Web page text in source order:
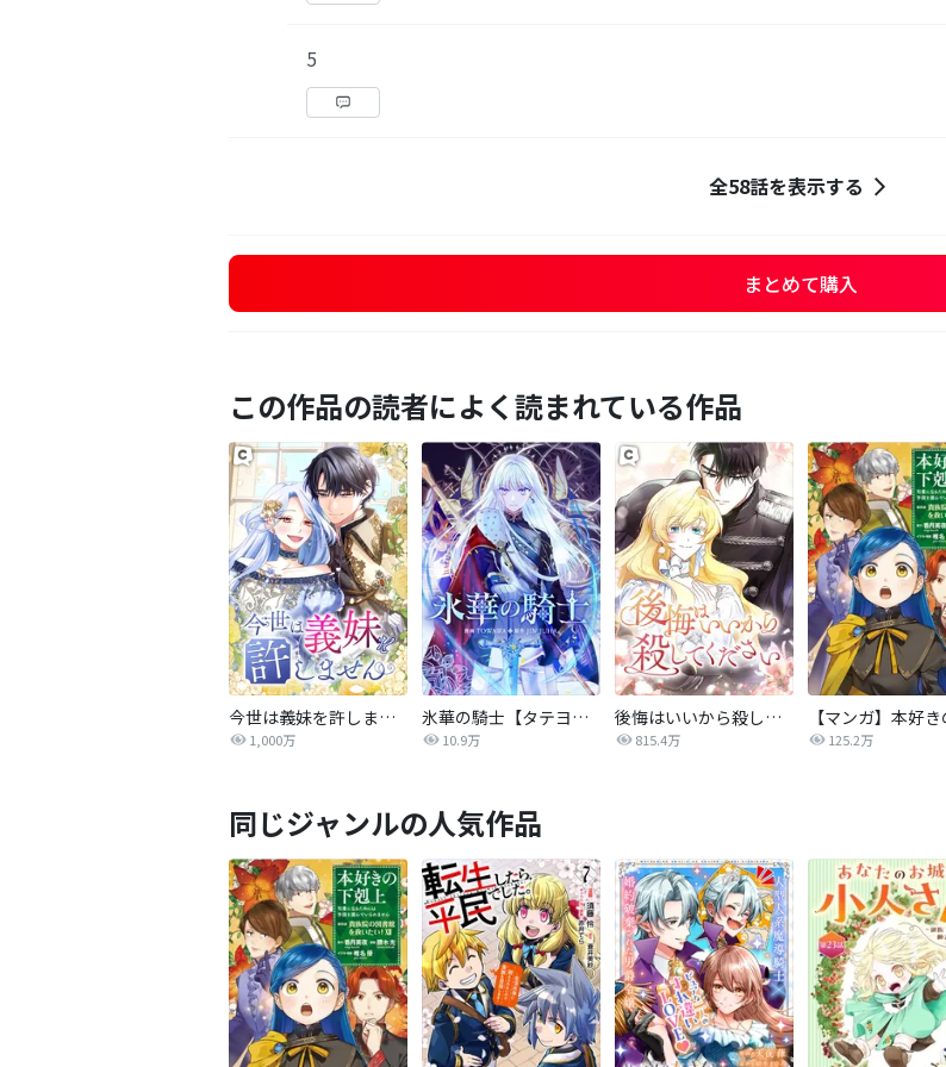
5
全58話を表示する
まとめて購入
この作品の読者によく読まれている作品
今世は義妹を許しません
1,000万
氷華の騎士【タテヨミ】
10.9万
後悔はいいから殺してください
815.4万 125.2万
同じジャンルの人気作品